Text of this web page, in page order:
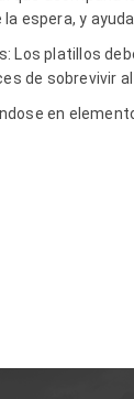
espera, y
Los platillos
de sobrevivir al
en